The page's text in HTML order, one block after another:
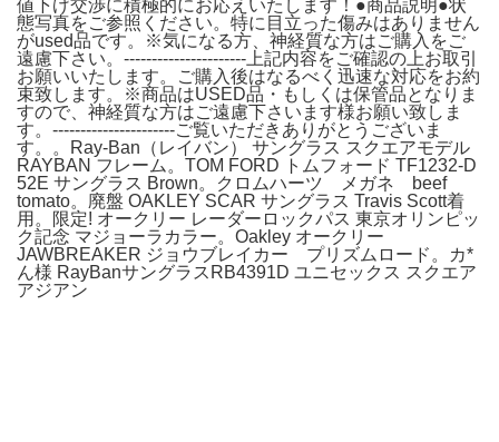
値下げ交渉に積極的にお応えいたします！●商品説明●状
態写真をご参照ください。特に目立った傷みはありません
がused品です。※気になる方、神経質な方はご購入をご
遠慮下さい。----------------------上記内容をご確認の上お取引
お願いいたします。ご購入後はなるべく迅速な対応をお約
束致します。※商品はUSED品・もしくは保管品となりま
すので、神経質な方はご遠慮下さいます様お願い致しま
す。----------------------ご覧いただきありがとうございま
す。。Ray-Ban（レイバン） サングラス スクエアモデル
RAYBAN フレーム。TOM FORD トムフォード TF1232-D
52E サングラス Brown。クロムハーツ メガネ beef
tomato。廃盤 OAKLEY SCAR サングラス Travis Scott着
用。限定! オークリー レーダーロックパス 東京オリンピッ
ク記念 マジョーラカラー。Oakley オークリー
JAWBREAKER ジョウブレイカー プリズムロード。カ*
ん様 RayBanサングラスRB4391D ユニセックス スクエア
アジアン